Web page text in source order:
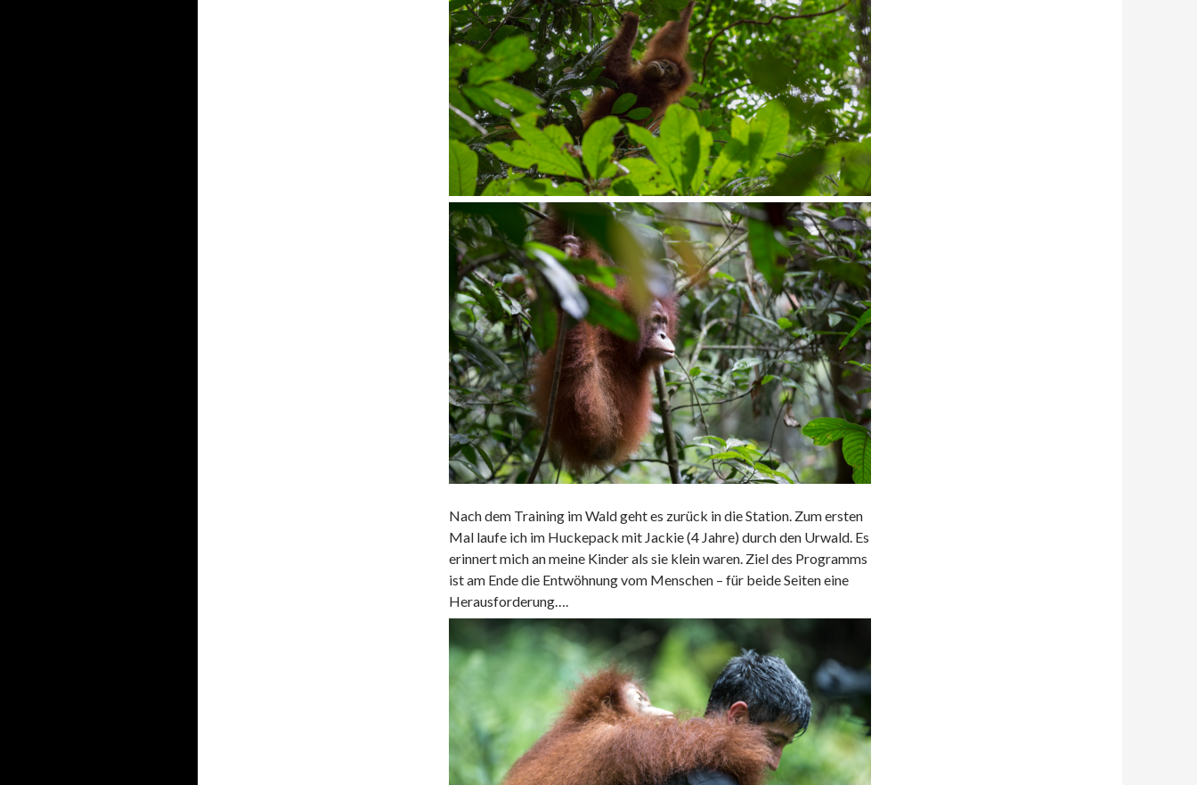
Nach dem Training im Wald geht es zurück in die Station. Zum ersten
Mal laufe ich im Huckepack mit Jackie (4 Jahre) durch den Urwald. Es
erinnert mich an meine Kinder als sie klein waren. Ziel des Programms
ist am Ende die Entwöhnung vom Menschen – für beide Seiten eine
Herausforderung….